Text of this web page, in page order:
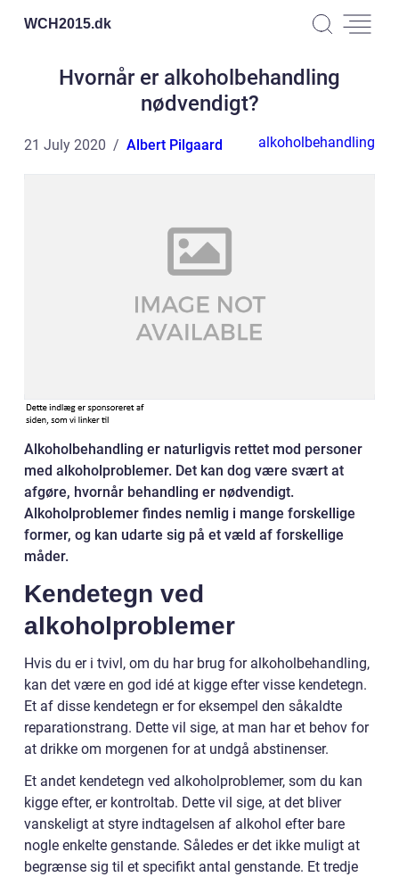
WCH2015.dk
Hvornår er alkoholbehandling
nødvendigt?
21 July 2020 Albert Pilgaard alkoholbehandling
Alkoholbehandling er naturligvis rettet mod personer
med alkoholproblemer. Det kan dog være svært at
afgøre, hvornår behandling er nødvendigt.
Alkoholproblemer findes nemlig i mange forskellige
former, og kan udarte sig på et væld af forskellige
måder.
Kendetegn ved
alkoholproblemer
Hvis du er i tvivl, om du har brug for alkoholbehandling,
kan det være en god idé at kigge efter visse kendetegn.
Et af disse kendetegn er for eksempel den såkaldte
reparationstrang. Dette vil sige, at man har et behov for
at drikke om morgenen for at undgå abstinenser.
Et andet kendetegn ved alkoholproblemer, som du kan
kigge efter, er kontroltab. Dette vil sige, at det bliver
vanskeligt at styre indtagelsen af alkohol efter bare
nogle enkelte genstande. Således er det ikke muligt at
begrænse sig til et specifikt antal genstande. Et tredje